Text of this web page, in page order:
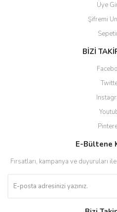
Üye
Şifremi
BİZİ
E-Bültene
Fırsatları, kampanya ve duyuruları